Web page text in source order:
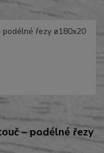
– podélné řezy